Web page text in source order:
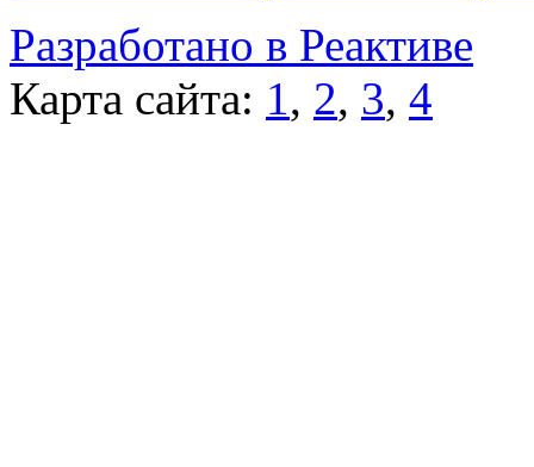
Разработано в Реактиве
Карта сайта: 1, 2, 3, 4